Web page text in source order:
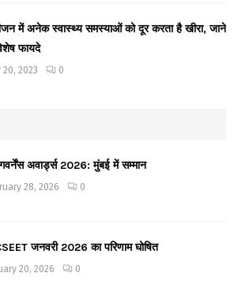
में अनेक स्वास्थ्य समस्याओं को दूर करता है खीरा, जाने
फायदे
20, 2023 0
अवार्ड्स 2026: मुंबई में सम्मान
28, 2026 0
जनवरी 2026 का परिणाम घोषित
20, 2026 0